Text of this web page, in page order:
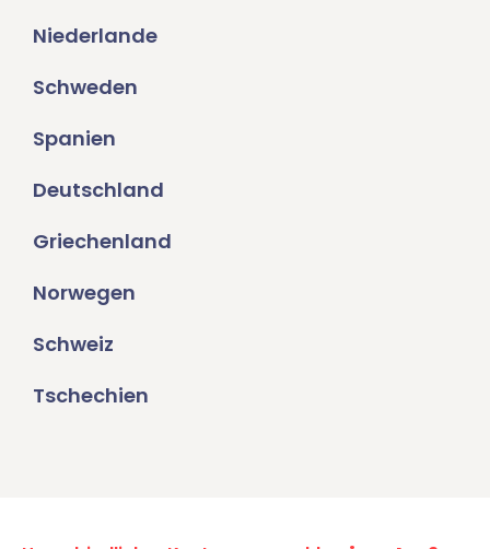
Niederlande
Schweden
Spanien
Deutschland
Griechenland
Norwegen
Schweiz
Tschechien